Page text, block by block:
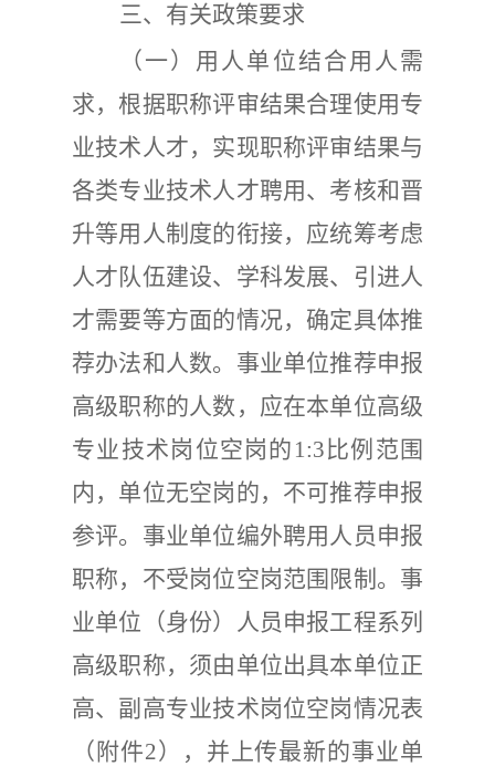
三、有关政策要求
（一） 用人单位结合用人需
求，根据职称评审结果合理使用专
业技术人才，实现职称评审结果与
各类专业技术人才聘用、考核和晋
升等用人制度的衔接，应统筹考虑
人才队伍建设、学科发展、引进人
才需要等方面的情况，确定具体推
荐办法和人数。事业单位推荐申报
高级职称的人数，应在本单位高级
专业技术岗位空岗的 1:3 比例范围
内，单位无空岗的，不可推荐申报
参评。事业单位编外聘用人员申报
职称，不受岗位空岗范围限制。事
业单位（身份）人员申报工程系列
高级职称，须由单位出具本单位正
高、副高专业技术岗位空岗情况表
（附件2），并上传最新的事业单